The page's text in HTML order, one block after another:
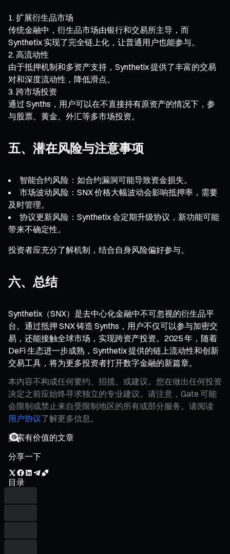
扩展衍生品市场
传统金融中，衍生品市场由银行和交易所主导，而
Synthetix 实现了完全链上化，让普通用户也能参与。
高流动性
由于抵押机制和多资产支持，Synthetix 提供了丰富的交易
对和深度流动性，降低滑点。
跨市场投资
通过 Synths，用户可以在不直接持有原资产的情况下，参
与股票、黄金、外汇等多市场投资。
五、潜在风险与注意事项
智能合约风险：如合约漏洞可能导致资金损失。
市场波动风险：SNX 价格大幅波动会影响抵押率，需要
及时管理。
协议更新风险：Synthetix 会定期升级协议，新功能可能
带来不确定性。
投资者应充分了解机制，结合自身风险偏好参与。
六、总结
Synthetix（SNX）是去中心化金融中不可忽视的衍生品平
台。通过抵押 SNX 铸造 Synths，用户不仅可以参与加密交
易，还能接触全球市场，实现跨资产投资。2025 年，随着
DeFi 生态进一步成熟，Synthetix 提供的链上流动性和创新
交易工具，将为更多投资者打开数字金融的新篇章。
本内容不构成任何要约、招揽、或建议。您在做出任何投资
决定之前应始终寻求独立的专业建议。请注意，Gate 可能
会限制或禁止来自受限制地区的所有或部分服务。请阅读
用户协议了解更多信息。
分享一下
目录